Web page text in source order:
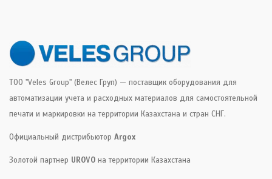
ТОО "Veles Group" (Велес Груп) — поставщик оборудования для
автоматизации учета и расходных материалов для самостоятельной
печати и маркировки на территории Казахстана и стран СНГ.
Официальный дистрибьютор Argox
Золотой партнер UROVO на территории Казахстана